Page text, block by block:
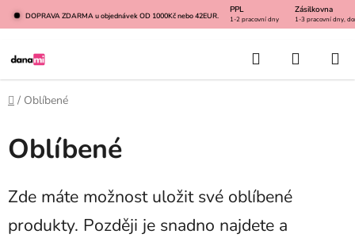
Přejít
na
DOPRAVA ZDARMA u objednávek OD 1000Kč nebo 42EUR.
PPL Zásilkovna
1-2 pracovní dny 1-3 pracovní dny,
Hledat
KOŠÍK
Domů
/ Oblíbené
Oblíbené
Zde máte možnost uložit své oblíbené
produkty. Později je snadno najdete a